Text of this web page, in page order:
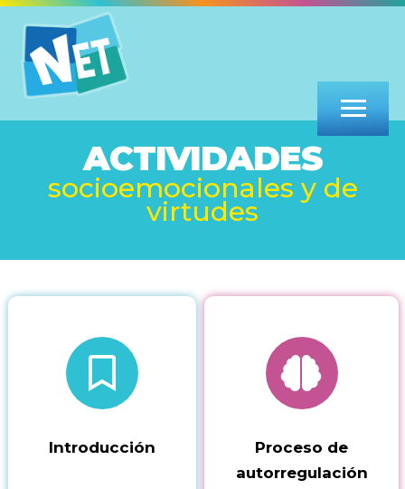
ACTIVIDADES
socioemocionales y de
virtudes
Introducción
Proceso de
autorregulación